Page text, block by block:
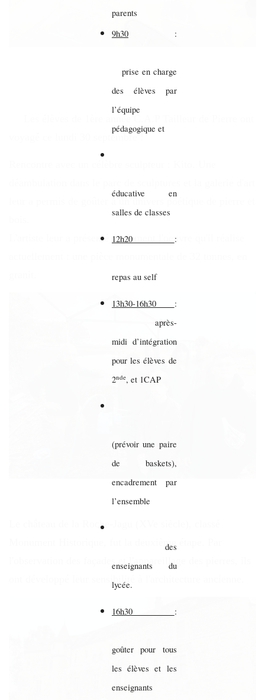
parents
9h30 :
prise en charge
des élèves par
l’équipe
pédagogique et
éducative en
salles de classes
12h20 :
repas au self
13h30-16h30 :
après-
midi d’intégration
pour les élèves de
2nde, et 1CAP
(prévoir une paire
de baskets),
encadrement par
l’ensemble
des
enseignants du
lycée.
16h30 :
goûter pour tous
les élèves et les
enseignants
voyagé ce lundi 30 septembre !
L'artiste leur a présenté également l'oeuvre qu'il réalise
Le château de la Roche-Jagu (XVe siècle), classé
Monument Historique, fut la deuxième étape. Par
l'observation des façades et l'appareillage des pierres, ils